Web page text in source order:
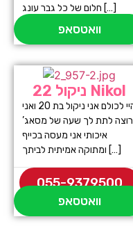
חלום של כל גבר עונג […]
וואטסאפ
ניקול 22 Nikol
היי לכולם אני ניקול בת 20 ואני
רוצה לתת לך שעה של מסאג’
איכותי אני מעסה בכייף
ומתוקה אמיתית לביתך […]
055-9379500
וואטסאפ